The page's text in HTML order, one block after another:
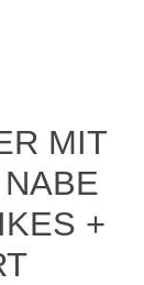
MIT
+